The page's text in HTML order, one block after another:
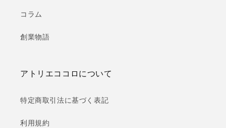
コラム
創業物語
アトリエココロについて
特定商取引法に基づく表記
利用規約